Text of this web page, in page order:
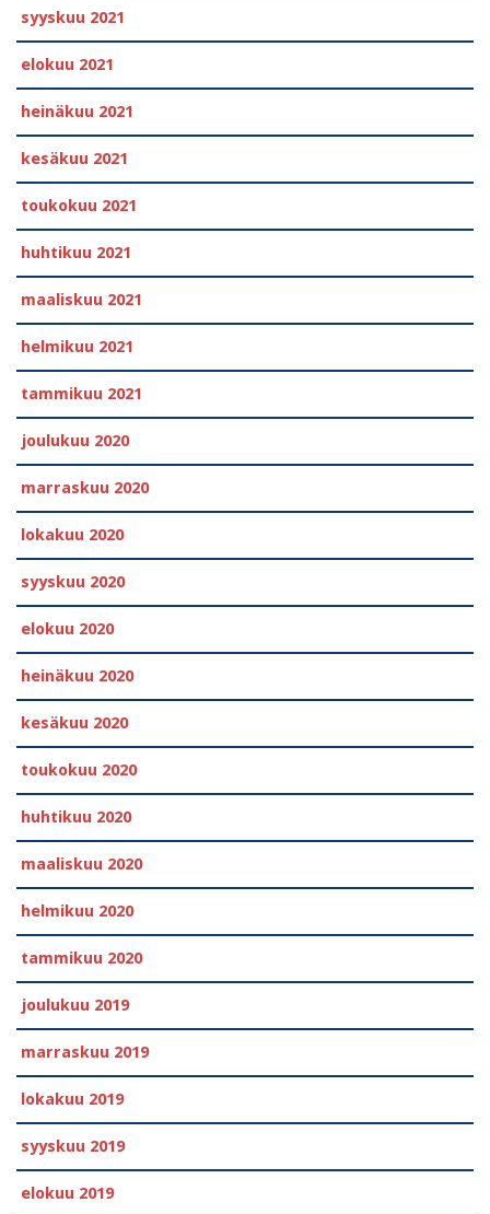
syyskuu 2021
elokuu 2021
heinäkuu 2021
kesäkuu 2021
toukokuu 2021
huhtikuu 2021
maaliskuu 2021
helmikuu 2021
tammikuu 2021
joulukuu 2020
marraskuu 2020
lokakuu 2020
syyskuu 2020
elokuu 2020
heinäkuu 2020
kesäkuu 2020
toukokuu 2020
huhtikuu 2020
maaliskuu 2020
helmikuu 2020
tammikuu 2020
joulukuu 2019
marraskuu 2019
lokakuu 2019
syyskuu 2019
elokuu 2019